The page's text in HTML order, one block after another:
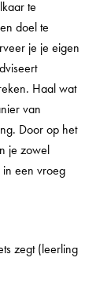
te
doel te
je je eigen
Haal wat
van
Door op het
je zowel
in een vroeg
zegt (leerling